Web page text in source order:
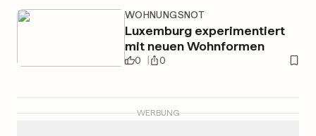
WOHNUNGSNOT
Luxemburg experimentiert
mit neuen Wohnformen
0 0
WERBUNG